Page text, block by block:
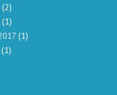
(2)
(1)
(1)